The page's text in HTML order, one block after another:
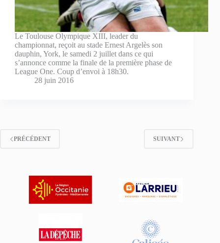
Le Toulouse Olympique XIII, leader du
championnat, reçoit au stade Ernest Argelès son
dauphin, York, le samedi 2 juillet dans ce qui
s’annonce comme la finale de la première phase de
League One. Coup d’envoi à 18h30.
28 juin 2016
PRÉCÉDENT SUIVANT